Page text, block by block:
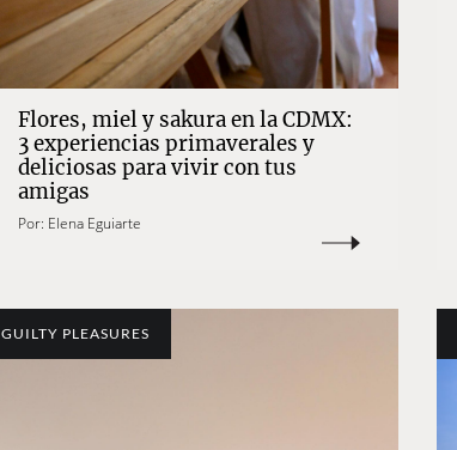
Flores, miel y sakura en la CDMX:
3 experiencias primaverales y
deliciosas para vivir con tus
amigas
Por: Elena Eguiarte
GUILTY PLEASURES